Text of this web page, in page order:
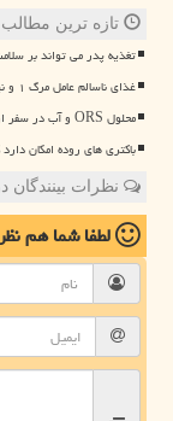
تازه ترین
تغذیه پدر می تواند بر
غذای ناسالم عامل مرگ ۱ و نیم میلیون نفر در جهان
محلول ORS و آب در سفر اربعین فراموش نشود
باکتری های روده امکان
نظرات
لطفا شما هم